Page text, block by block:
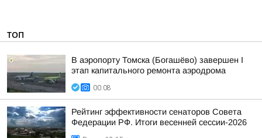
ТОП
В аэропорту Томска (Богашёво) завершен I
этап капитального ремонта аэродрома
00:08
Рейтинг эффективности сенаторов Совета
Федерации РФ. Итоги весенней сессии-2026